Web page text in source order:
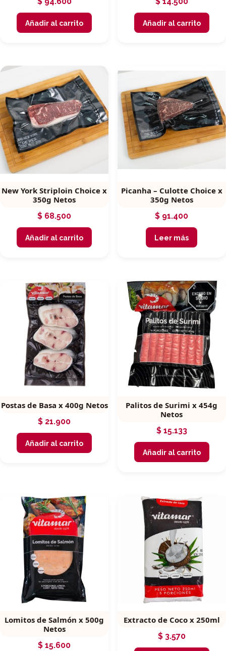
Añadir al carrito Añadir al carrito
New York Striploin Choice x
350g Netos
$ 68.500
Añadir al carrito
Picanha – Culotte Choice x
350g Netos
$ 91.400
Leer más
Postas de Basa x 400g Netos
$ 21.900
Añadir al carrito
Palitos de Surimi x 454g
Netos
$15.133
Añadir al carrito
Lomitos de Salmón x 500g
Netos
$ 15.600
Extracto de Coco x 250ml
$3.570